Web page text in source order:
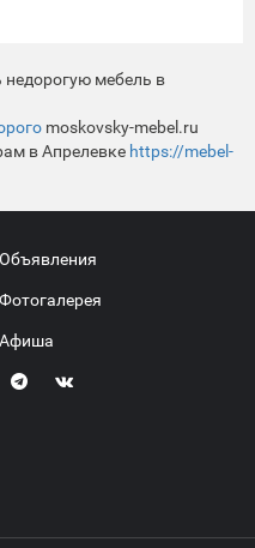
недорогую мебель в
moskovsky-mebel.ru
в Апрелевке https://mebel-
Объявления
Фотогалерея
Афиша